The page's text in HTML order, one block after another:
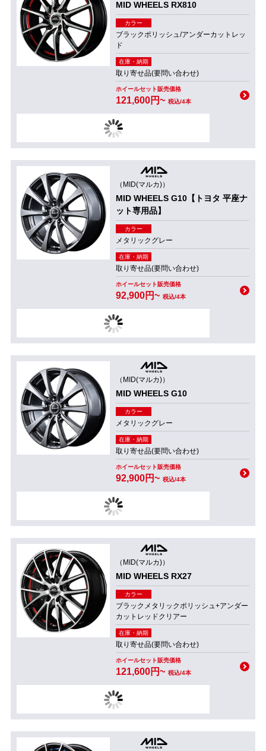
MID WHEELS RX810
カラー
ブラックポリッシュ/アンダーカットレッ
ド
在庫・納期
取り寄せ品(要問い合わせ)
ホイールセット販売価格
121,600円~ 税込/4本
（MID(マルカ)）
MID WHEELS G10【トヨタ 平座ナ
ット専用品】
カラー
メタリックグレー
在庫・納期
取り寄せ品(要問い合わせ)
ホイールセット販売価格
92,900円~ 税込/4本
（MID(マルカ)）
MID WHEELS G10
カラー
メタリックグレー
在庫・納期
取り寄せ品(要問い合わせ)
ホイールセット販売価格
92,900円~ 税込/4本
（MID(マルカ)）
MID WHEELS RX27
カラー
ブラックメタリックポリッシュ+アンダー
カットレッドクリアー
在庫・納期
取り寄せ品(要問い合わせ)
ホイールセット販売価格
121,600円~ 税込/4本